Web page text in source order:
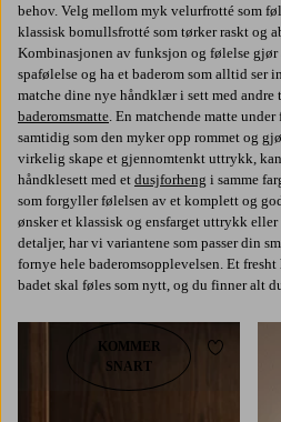
behov. Velg mellom myk velurfrotté som
klassisk bomullsfrotté som tørker raskt og
Kombinasjonen av funksjon og følelse gjør
spafølelse og ha et baderom som alltid ser
matche dine nye håndklær i sett med andre
baderomsmatte. En matchende matte
samtidig som den myker opp rommet og
virkelig skape et gjennomtenkt uttrykk,
håndklesett med et dusjforheng i samme
som forgyller følelsen av et komplett og
ønsker et klassisk og ensfarget uttrykk
detaljer, har vi variantene som passer din
fornye hele baderomsopplevelsen. Et
badet skal føles som nytt, og du finner alt
KOMMER
SNART
Legg til